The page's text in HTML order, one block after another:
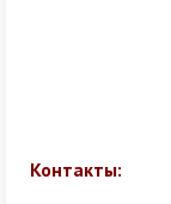
Контакты: